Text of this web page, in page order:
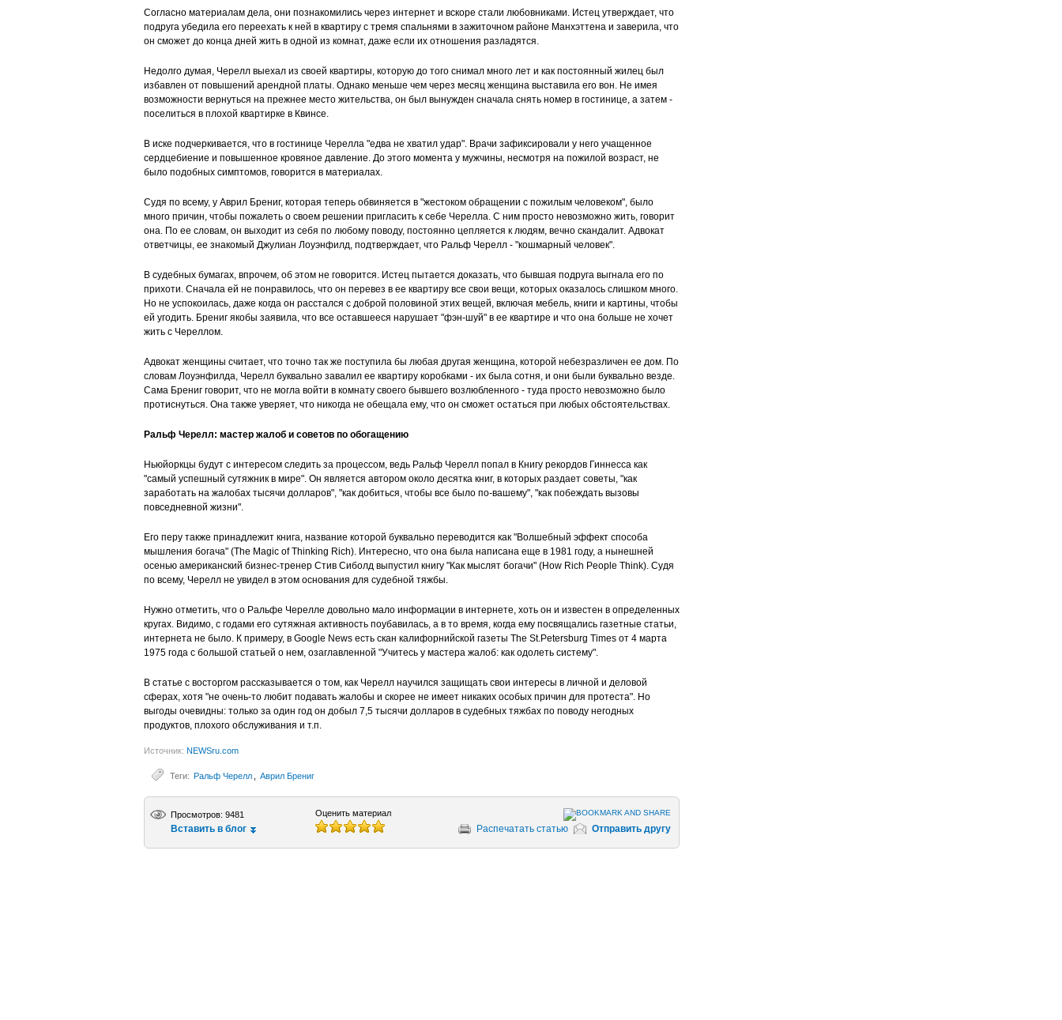
Согласно материалам дела, они познакомились через интернет и вскоре стали любовниками. Истец утверждает, что
подруга убедила его переехать к ней в квартиру с тремя спальнями в зажиточном районе Манхэттена и заверила, что
он сможет до конца дней жить в одной из комнат, даже если их отношения разладятся.
Недолго думая, Черелл выехал из своей квартиры, которую до того снимал много лет и как постоянный жилец был
избавлен от повышений арендной платы. Однако меньше чем через месяц женщина выставила его вон. Не имея
возможности вернуться на прежнее место жительства, он был вынужден сначала снять номер в гостинице, а затем -
поселиться в плохой квартирке в Квинсе.
В иске подчеркивается, что в гостинице Черелла "едва не хватил удар". Врачи зафиксировали у него учащенное
сердцебиение и повышенное кровяное давление. До этого момента у мужчины, несмотря на пожилой возраст, не
было подобных симптомов, говорится в материалах.
Судя по всему, у Аврил Брениг, которая теперь обвиняется в "жестоком обращении с пожилым человеком", было
много причин, чтобы пожалеть о своем решении пригласить к себе Черелла. С ним просто невозможно жить, говорит
она. По ее словам, он выходит из себя по любому поводу, постоянно цепляется к людям, вечно скандалит. Адвокат
ответчицы, ее знакомый Джулиан Лоуэнфилд, подтверждает, что Ральф Черелл - "кошмарный человек".
В судебных бумагах, впрочем, об этом не говорится. Истец пытается доказать, что бывшая подруга выгнала его по
прихоти. Сначала ей не понравилось, что он перевез в ее квартиру все свои вещи, которых оказалось слишком много.
Но не успокоилась, даже когда он расстался с доброй половиной этих вещей, включая мебель, книги и картины, чтобы
ей угодить. Брениг якобы заявила, что все оставшееся нарушает "фэн-шуй" в ее квартире и что она больше не хочет
жить с Череллом.
Адвокат женщины считает, что точно так же поступила бы любая другая женщина, которой небезразличен ее дом. По
словам Лоуэнфилда, Черелл буквально завалил ее квартиру коробками - их была сотня, и они были буквально везде.
Сама Брениг говорит, что не могла войти в комнату своего бывшего возлюбленного - туда просто невозможно было
протиснуться. Она также уверяет, что никогда не обещала ему, что он сможет остаться при любых обстоятельствах.
Ральф Черелл: мастер жалоб и советов по обогащению
Ньюйоркцы будут с интересом следить за процессом, ведь Ральф Черелл попал в Книгу рекордов Гиннесса как
"самый успешный сутяжник в мире". Он является автором около десятка книг, в которых раздает советы, "как
заработать на жалобах тысячи долларов", "как добиться, чтобы все было по-вашему", "как побеждать вызовы
повседневной жизни".
Его перу также принадлежит книга, название которой буквально переводится как "Волшебный эффект способа
мышления богача" (The Magic of Thinking Rich). Интересно, что она была написана еще в 1981 году, а нынешней
осенью американский бизнес-тренер Стив Сиболд выпустил книгу "Как мыслят богачи" (How Rich People Think). Судя
по всему, Черелл не увидел в этом основания для судебной тяжбы.
Нужно отметить, что о Ральфе Черелле довольно мало информации в интернете, хоть он и известен в определенных
кругах. Видимо, с годами его сутяжная активность поубавилась, а в то время, когда ему посвящались газетные статьи,
интернета не было. К примеру, в Google News есть скан калифорнийской газеты The St.Petersburg Times от 4 марта
1975 года с большой статьей о нем, озаглавленной "Учитесь у мастера жалоб: как одолеть систему".
В статье с восторгом рассказывается о том, как Черелл научился защищать свои интересы в личной и деловой
сферах, хотя "не очень-то любит подавать жалобы и скорее не имеет никаких особых причин для протеста". Но
выгоды очевидны: только за один год он добыл 7,5 тысячи долларов в судебных тяжбах по поводу негодных
продуктов, плохого обслуживания и т.п.
Источник: NEWSru.com
Теги: Ральф Черелл Аврил Брениг
Просмотров: 9481
Вставить в блог
Оценить материал
Распечатать статью Отправить другу